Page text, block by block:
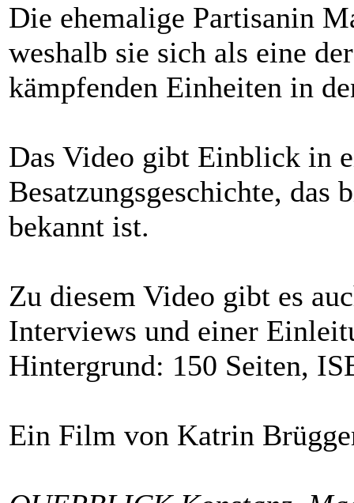
Die ehemalige Partisanin
weshalb sie sich als eine
kämpfenden Einheiten in
Das Video gibt Einblick in
Besatzungsgeschichte, das
bekannt ist.
Zu diesem Video gibt es
Interviews und einer
Hintergrund: 150 Seiten,
Ein Film von Katrin